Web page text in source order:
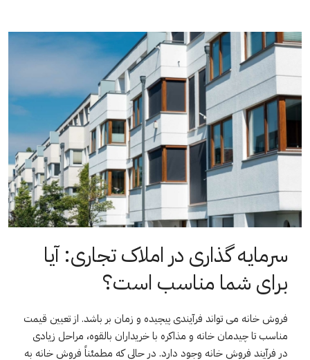
سرمایه گذاری در املاک تجاری: آیا
برای شما مناسب است؟
فروش خانه می تواند فرآیندی پیچیده و زمان بر باشد. از تعیین قیمت
مناسب تا چیدمان خانه و مذاکره با خریداران بالقوه، مراحل زیادی
در فرآیند فروش خانه وجود دارد. در حالی که مطمئناً فروش خانه به